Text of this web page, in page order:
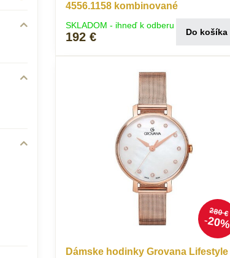
4556.1158 kombinované
SKLADOM - ihneď k odberu
192 € Do košíka
280 €
20%
Dámske hodinky Grovana Lifestyle